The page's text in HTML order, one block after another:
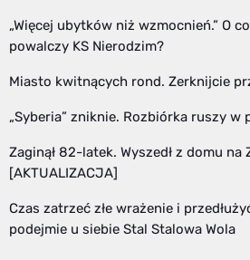
„Więcej ubytków niż wzmocnień.” O
powalczy KS Nierodzim?
Miasto kwitnących rond. Zerknijcie
„Syberia” zniknie. Rozbiórka ruszy w
Zaginął 82-latek. Wyszedł z domu na
[AKTUALIZACJA]
Czas zatrzeć złe wrażenie i
podejmie u siebie Stal Stalowa Wola